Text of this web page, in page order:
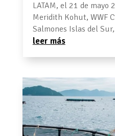
LATAM, el 21 de mayo
Meridith Kohut, WWF
Salmones Islas del
leer más